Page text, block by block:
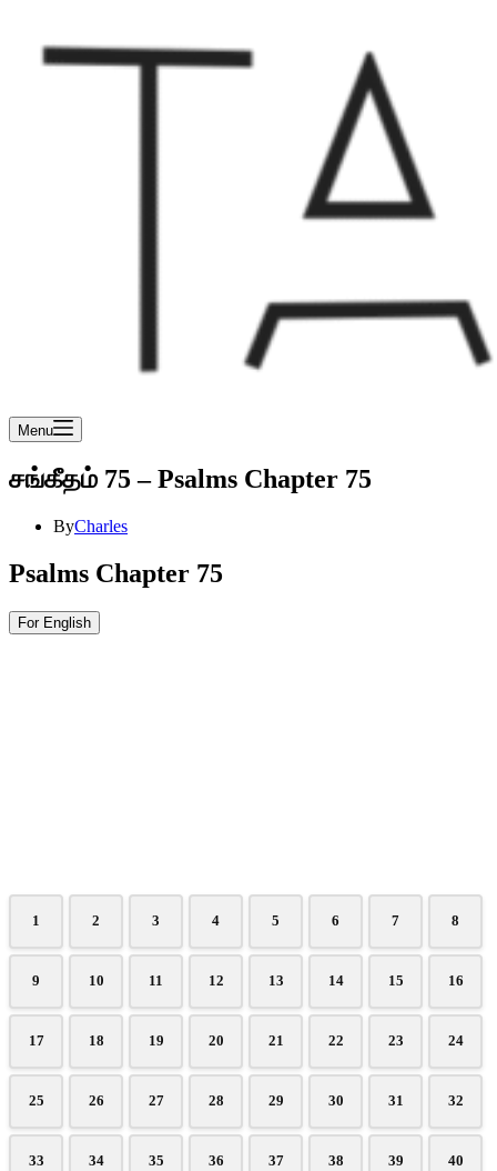
Menu
சங்கீதம் 75 – Psalms Chapter 75
ByCharles
Psalms Chapter 75
For English
1 2 3 4 5 6 7 8
9 10 11 12 13 14 15 16
17 18 19 20 21 22 23 24
25 26 27 28 29 30 31 32
33 34 35 36 37 38 39 40